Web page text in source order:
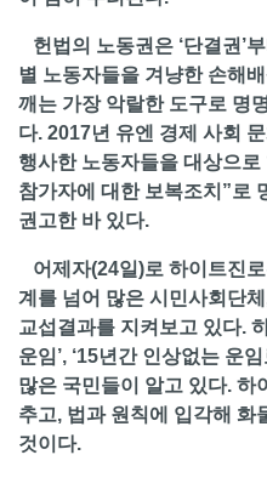
헌법의 노동권은 ‘단결권’
별 노동자들을 겨냥한 손해
깨는 가장 악랄한 도구로 명
다. 2017년 유엔 경제 사회
행사한 노동자들을 대상으
참가자에 대한 보복조치”로
권고한 바 있다.
어제자(24일)로 하이트진
계를 넘어 많은 시민사회단
교섭결과를 지켜보고 있다.
운임’, ‘15년간 인상없는 운
많은 국민들이 알고 있다. 하
추고, 법과 원칙에 입각해 화
것이다.